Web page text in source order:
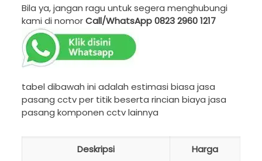
Bila ya, jangan ragu untuk segera menghubungi
kami di nomorCall/WhatsApp0823 2960 1217
tabel dibawah ini adalah estimasi biasa jasa
pasang cctv per titik beserta rincian biaya jasa
pasang komponen cctv lainnya
Deskripsi Harga